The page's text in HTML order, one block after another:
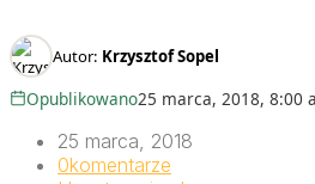
Autor: Krzysztof Sopel
Opublikowano25 marca, 2018, 8:00
25 marca, 2018
0komentarze